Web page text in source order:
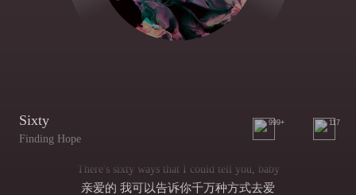
Sixty
Finding Hope
999+ 117
There's sixty ways that I could tell you, baby
亲爱的 我可以告诉你千万种方式去爱